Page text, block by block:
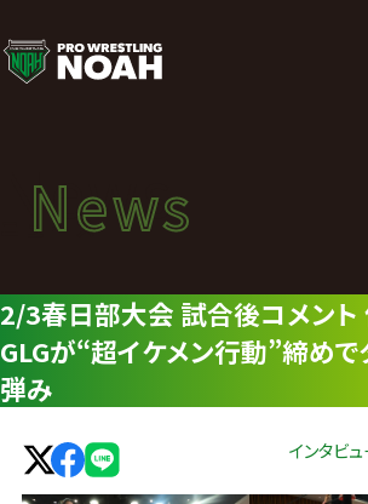
ニ
ュ
ー
ス
|
プ
ロ
News
ニュース
News
2/3春日部大会 試合後コメン
GLGが“超イケメン行動”締め
弾み
インタビ